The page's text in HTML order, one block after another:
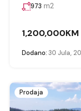
973 m2
1,200,000KM
Dodano: 30 Jula,
Prodaja